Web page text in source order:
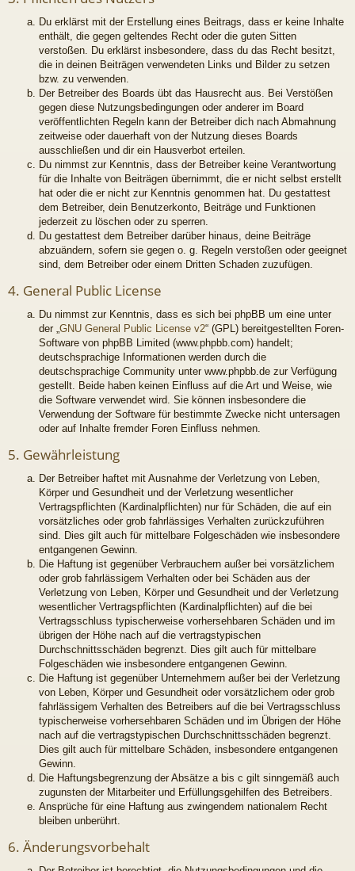
Du erklärst mit der Erstellung eines Beitrags, dass er keine Inhalte
enthält, die gegen geltendes Recht oder die guten Sitten
verstoßen. Du erklärst insbesondere, dass du das Recht besitzt,
die in deinen Beiträgen verwendeten Links und Bilder zu setzen
bzw. zu verwenden.
Der Betreiber des Boards übt das Hausrecht aus. Bei Verstößen
gegen diese Nutzungsbedingungen oder anderer im Board
veröffentlichten Regeln kann der Betreiber dich nach Abmahnung
zeitweise oder dauerhaft von der Nutzung dieses Boards
ausschließen und dir ein Hausverbot erteilen.
Du nimmst zur Kenntnis, dass der Betreiber keine Verantwortung
für die Inhalte von Beiträgen übernimmt, die er nicht selbst erstellt
hat oder die er nicht zur Kenntnis genommen hat. Du gestattest
dem Betreiber, dein Benutzerkonto, Beiträge und Funktionen
jederzeit zu löschen oder zu sperren.
Du gestattest dem Betreiber darüber hinaus, deine Beiträge
abzuändern, sofern sie gegen o. g. Regeln verstoßen oder geeignet
sind, dem Betreiber oder einem Dritten Schaden zuzufügen.
4. General Public License
Du nimmst zur Kenntnis, dass es sich bei phpBB um eine unter
der „GNU General Public License v2“ (GPL) bereitgestellten Foren-
Software von phpBB Limited (www.phpbb.com) handelt;
deutschsprachige Informationen werden durch die
deutschsprachige Community unter www.phpbb.de zur Verfügung
gestellt. Beide haben keinen Einfluss auf die Art und Weise, wie
die Software verwendet wird. Sie können insbesondere die
Verwendung der Software für bestimmte Zwecke nicht untersagen
oder auf Inhalte fremder Foren Einfluss nehmen.
5. Gewährleistung
Der Betreiber haftet mit Ausnahme der Verletzung von Leben,
Körper und Gesundheit und der Verletzung wesentlicher
Vertragspflichten (Kardinalpflichten) nur für Schäden, die auf ein
vorsätzliches oder grob fahrlässiges Verhalten zurückzuführen
sind. Dies gilt auch für mittelbare Folgeschäden wie insbesondere
entgangenen Gewinn.
Die Haftung ist gegenüber Verbrauchern außer bei vorsätzlichem
oder grob fahrlässigem Verhalten oder bei Schäden aus der
Verletzung von Leben, Körper und Gesundheit und der Verletzung
wesentlicher Vertragspflichten (Kardinalpflichten) auf die bei
Vertragsschluss typischerweise vorhersehbaren Schäden und im
übrigen der Höhe nach auf die vertragstypischen
Durchschnittsschäden begrenzt. Dies gilt auch für mittelbare
Folgeschäden wie insbesondere entgangenen Gewinn.
Die Haftung ist gegenüber Unternehmern außer bei der Verletzung
von Leben, Körper und Gesundheit oder vorsätzlichem oder grob
fahrlässigem Verhalten des Betreibers auf die bei Vertragsschluss
typischerweise vorhersehbaren Schäden und im Übrigen der Höhe
nach auf die vertragstypischen Durchschnittsschäden begrenzt.
Dies gilt auch für mittelbare Schäden, insbesondere entgangenen
Gewinn.
Die Haftungsbegrenzung der Absätze a bis c gilt sinngemäß auch
zugunsten der Mitarbeiter und Erfüllungsgehilfen des Betreibers.
Ansprüche für eine Haftung aus zwingendem nationalem Recht
bleiben unberührt.
6. Änderungsvorbehalt